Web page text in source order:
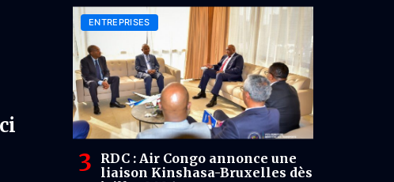
ENTREPRISES
RDC : Air Congo annonce une
liaison Kinshasa-Bruxelles dès